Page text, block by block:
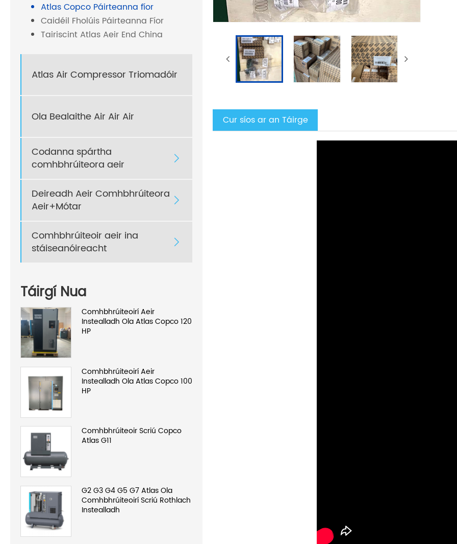
Atlas Copco Páirteanna fíor
Caidéil Fholúis Páirteanna Fíor
Tairiscint Atlas Aeir End China
Atlas Air Compressor Triomadóir
Ola Bealaithe Air Air Air
Codanna spártha
comhbhrúiteora aeir

Deireadh Aeir Comhbhrúiteora
Aeir+Mótar

Comhbhrúiteoir aeir ina
stáiseanóireacht

Táirgí Nua
Comhbhrúiteoirí Aeir
Instealladh Ola Atlas Copco 120
HP
Comhbhrúiteoirí Aeir
Instealladh Ola Atlas Copco 100
HP
Comhbhrúiteoir Scriú Copco
Atlas G11
G2 G3 G4 G5 G7 Atlas Ola
Comhbhrúiteoirí Scriú Rothlach
Instealladh
Cur síos ar an Táirge